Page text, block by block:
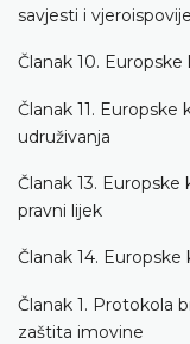
savjesti i
Članak 10.
Članak 11.
udruživanja
Članak 13.
pravni lijek
Članak 14.
Članak 1. Protokola
zaštita imovine